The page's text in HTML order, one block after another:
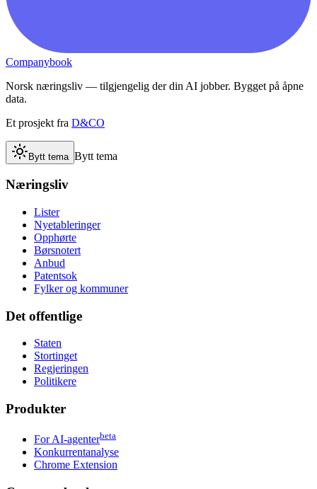
Companybook
Norsk næringsliv — tilgjengelig der din AI jobber. Bygget på åpne
data.
Et prosjekt fra D&CO
Bytt tema Bytt tema
Næringsliv
Lister
Nyetableringer
Opphørte
Børsnotert
Anbud
Patentsok
Fylker og kommuner
Det offentlige
Staten
Stortinget
Regjeringen
Politikere
Produkter
For AI-agenterbeta
Konkurrentanalyse
Chrome Extension